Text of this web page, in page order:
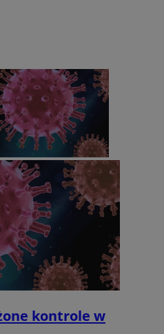
kontrole w